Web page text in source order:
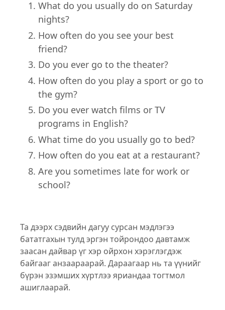
What do you usually do on Saturday
nights?
How often do you see your best
friend?
Do you ever go to the theater?
How often do you play a sport or go to
the gym?
Do you ever watch films or TV
programs in English?
What time do you usually go to bed?
How often do you eat at a restaurant?
Are you sometimes late for work or
school?
Та дээрх сэдвийн дагуу сурсан мэдлэгээ
бататгахын тулд эргэн тойрондоо давтамж
заасан дайвар үг хэр ойрхон хэрэглэгдэж
байгааг анзаараарай. Дараагаар нь та үүнийг
бүрэн эзэмших хүртлээ яриандаа тогтмол
ашиглаарай.